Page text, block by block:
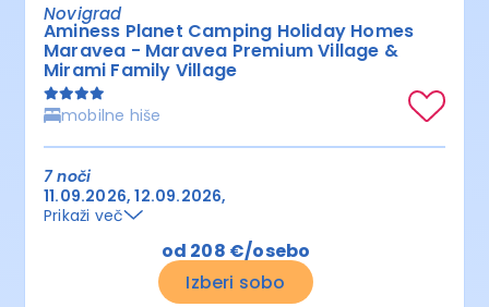
Novigrad
Aminess Planet Camping Holiday Homes
Maravea - Maravea Premium Village &
Mirami Family Village
mobilne hiše
7 noči
11.09.2026 12.09.2026
Prikaži več
od 208 €/osebo
Izberi sobo